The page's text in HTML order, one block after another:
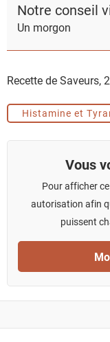
Notre conseil
Un morgon
Recette de Saveurs,
Histamine et
Vous
Pour afficher
autorisation afin
puissent